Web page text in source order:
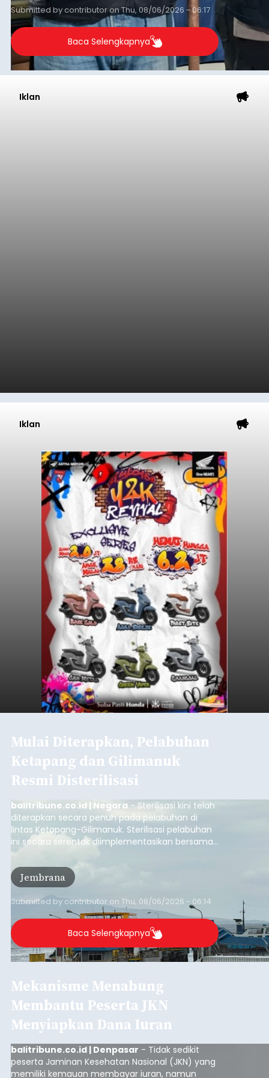
Submitted bycontributoronThu, 08/06/2026 - 06:17
Baca Selengkapnya
Iklan
Iklan
Mulai Diterapkan, Pelabuhan
Ketapang dan Gilimanuk
Resmi Disterilisasi
balitribune.co.id | Negara - Sterilisasi kini telah
diterapkan secara penuh pada pelabuhan di
lintas Ketapang-Gilimanuk. Sterilisasi pelabuhan
ini secara serentak diimplementasikan bersama
empat pelabuhan utama lainnya, yakni
Pelabuhan Merak, Bakauheni, Kayangan, dan
Lembar pada Rabu (5/8/2026).
Jembrana
Submitted by contributor on Thu, 08/06/2026 - 06:14
Baca Selengkapnya
Mekanisme Menabung
Membantu Peserta JKN
Menyiapkan Dana Iuran
balitribune.co.id | Denpasar - Tidak sedikit
peserta Jaminan Kesehatan Nasional (JKN) yang
memiliki kemauan membayar iuran, namun